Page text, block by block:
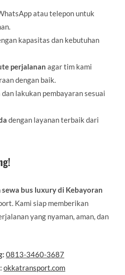
atau telepon untuk
kapasitas dan kebutuhan
perjalanan agar tim kami
dengan baik.
dan lakukan pembayaran sesuai
dengan layanan terbaik dari
sewa bus luxury di Kebayoran
Kami siap memberikan
yang nyaman, aman, dan
0813-3460-3687
okkatransport.com